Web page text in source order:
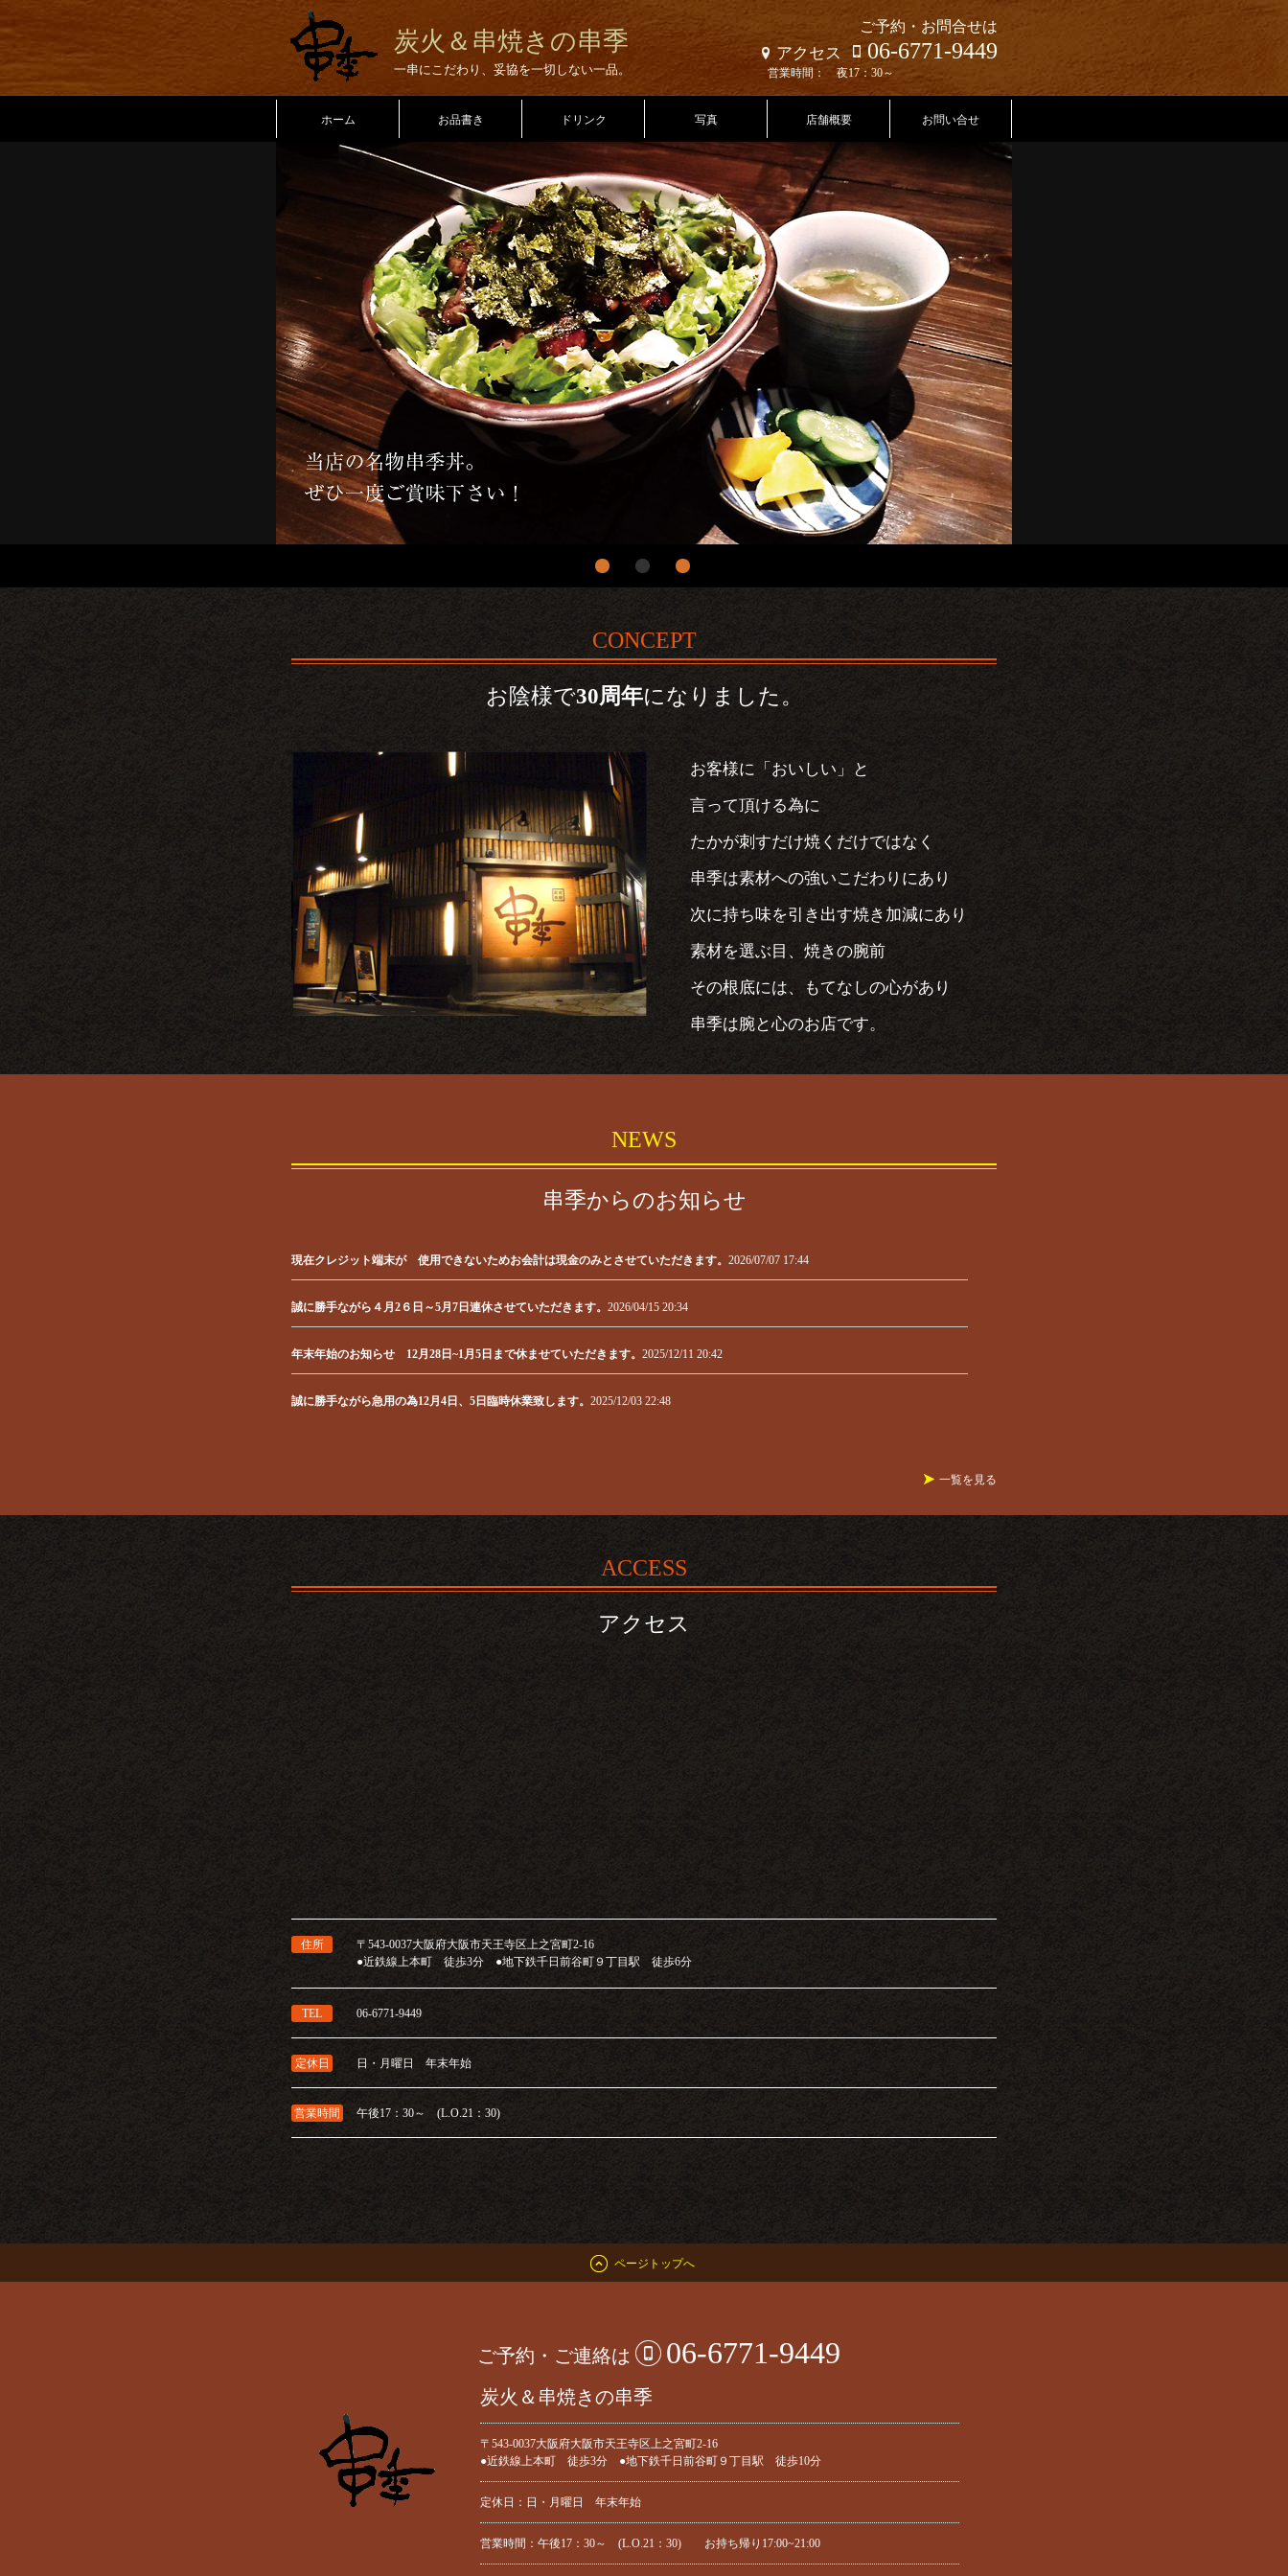
炭火＆串焼きの串季
一串にこだわり、妥協を一切しない一品。
ご予約・お問合せは
アクセス 06-6771-9449
営業時間： 夜17：30～
ホーム お品書き ドリンク 写真
料理
店内
外観
その他
店舗概要 お問い合せ
CONCEPT
お陰様で30周年になりました。
お客様に「おいしい」と
言って頂ける為に
たかが刺すだけ焼くだけではなく
串季は素材への強いこだわりにあり
次に持ち味を引き出す焼き加減にあり
素材を選ぶ目、焼きの腕前
その根底には、もてなしの心があり
串季は腕と心のお店です。
NEWS
串季からのお知らせ
現在クレジット端末が 使用できないためお会計は現金のみとさせていただきます。 2026/07/07 17:44
誠に勝手ながら４月2６日～5月7日連休させていただきます。 2026/04/15 20:34
年末年始のお知らせ 12月28日~1月5日まで休ませていただきます。 2025/12/11 20:42
誠に勝手ながら急用の為12月4日、5日臨時休業致します。 2025/12/03 22:48
よろしくお願い致します。
をお知らせします。これからもよろしくお願いいたします。
2025/02/14 11:56
一覧を見る
ACCESS
アクセス
住所
〒543-0037大阪府大阪市天王寺区上之宮町2-16
●近鉄線上本町 徒歩3分 ●地下鉄千日前谷町９丁目駅 徒歩6分
TEL 06-6771-9449
定休日 日・月曜日 年末年始
営業時間 午後17：30～ (L.O.21：30)
ページトップへ
ご予約・ご連絡は 06-6771-9449
炭火＆串焼きの串季
〒543-0037大阪府大阪市天王寺区上之宮町2-16
●近鉄線上本町 徒歩3分 ●地下鉄千日前谷町９丁目駅 徒歩10分
定休日：日・月曜日 年末年始
営業時間：午後17：30～ (L.O.21：30) お持ち帰り17:00~21:00